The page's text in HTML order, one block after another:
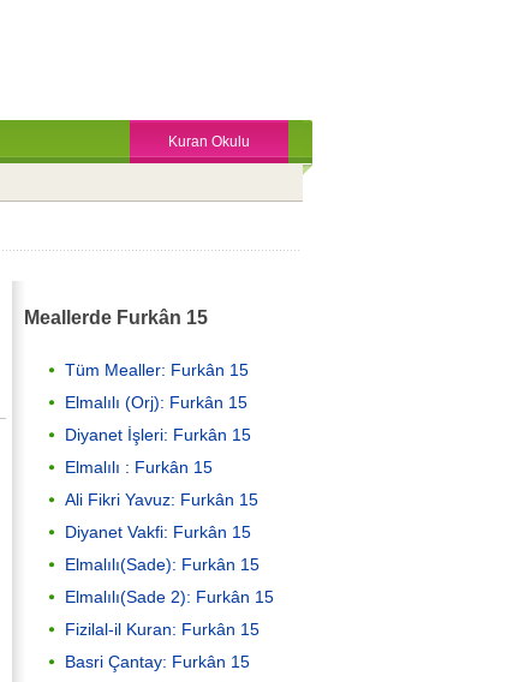
Kuran Okulu
Meallerde Furkân 15
Tüm Mealler: Furkân 15
Elmalılı (Orj): Furkân 15
Diyanet İşleri: Furkân 15
Elmalılı : Furkân 15
Ali Fikri Yavuz: Furkân 15
Diyanet Vakfi: Furkân 15
Elmalılı(Sade): Furkân 15
Elmalılı(Sade 2): Furkân 15
Fizilal-il Kuran: Furkân 15
Basri Çantay: Furkân 15